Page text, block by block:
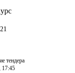
тендера
17:45